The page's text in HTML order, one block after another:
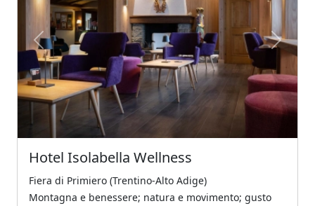
Previous Next
Hotel Isolabella Wellness
Fiera di Primiero (Trentino-Alto Adige)
Montagna e benessere; natura e movimento; gusto